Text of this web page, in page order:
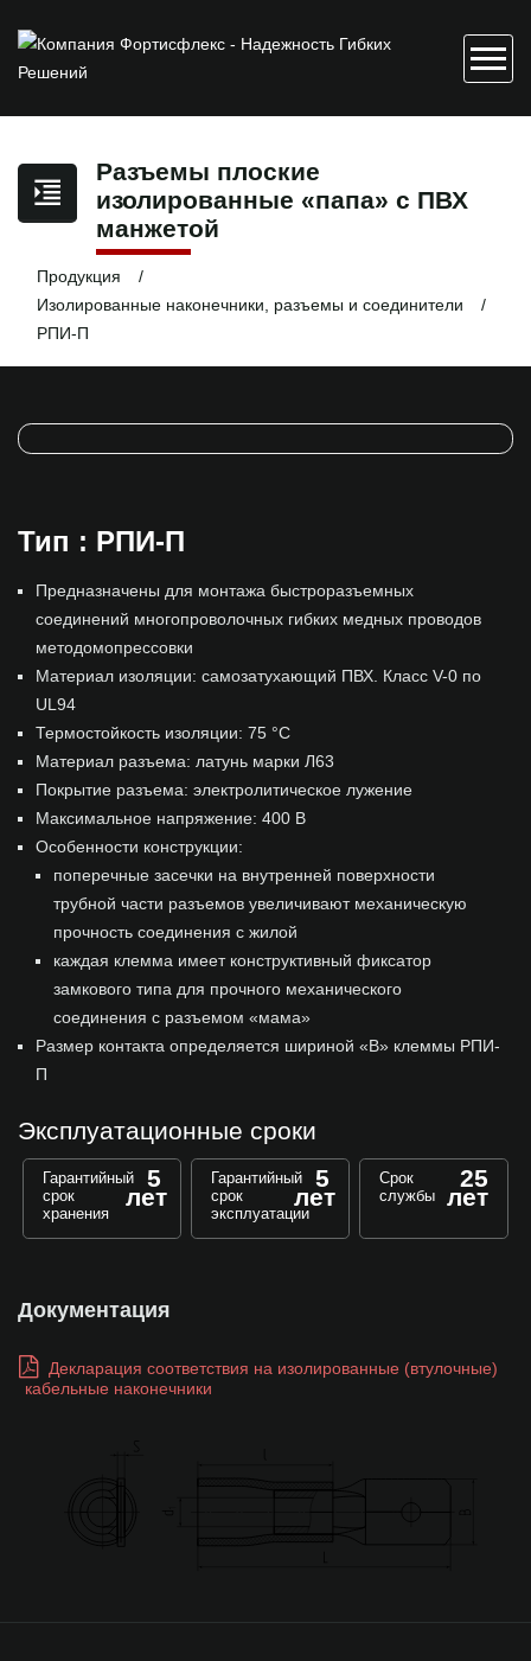
Разъемы плоские
изолированные «папа» с ПВХ
манжетой
Продукция
Изолированные наконечники, разъемы и соединители
РПИ-П
Тип : РПИ-П
Предназначены для монтажа быстроразъемных
соединений многопроволочных гибких медных проводов
методомопрессовки
Материал изоляции: самозатухающий ПВХ. Класс V-0 по
UL94
Термостойкость изоляции: 75 °C
Материал разъема: латунь марки Л63
Покрытие разъема: электролитическое лужение
Максимальное напряжение: 400 В
Особенности конструкции:
поперечные засечки на внутренней поверхности
трубной части разъемов увеличивают механическую
прочность соединения с жилой
каждая клемма имеет конструктивный фиксатор
замкового типа для прочного механического
соединения с разъемом «мама»
Размер контакта определяется шириной «В» клеммы РПИ-
П
Эксплуатационные сроки
Гарантийный
срок
хранения
5
лет
Гарантийный
срок
эксплуатации
5
лет
Срок
службы
25
лет
Документация
Декларация соответствия на изолированные (втулочные)
кабельные наконечники